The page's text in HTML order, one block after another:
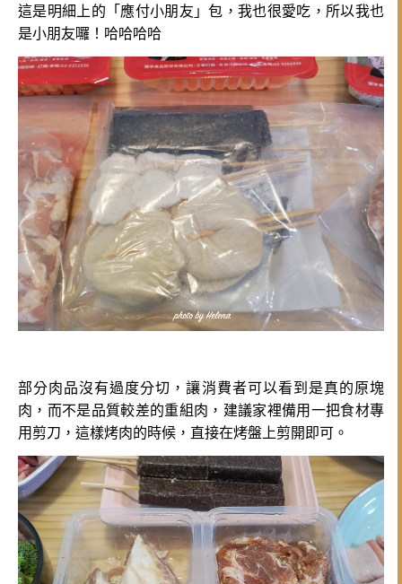
這是明細上的「應付小朋友」包，我也很愛吃，所以我也
是小朋友囉！哈哈哈哈
部分肉品沒有過度分切，讓消費者可以看到是真的原塊
肉，而不是品質較差的重組肉，建議家裡備用一把食材專
用剪刀，這樣烤肉的時候，直接在烤盤上剪開即可。